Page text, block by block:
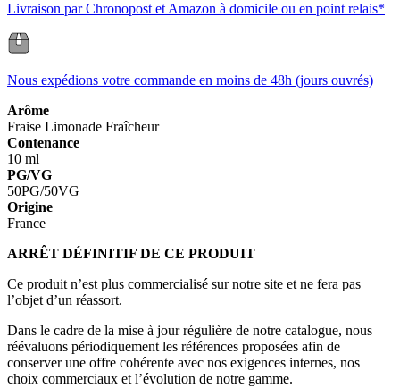
Livraison par Chronopost et Amazon à domicile ou en point relais*
Nous expédions votre commande en moins de 48h (jours ouvrés)
Arôme
Fraise Limonade Fraîcheur
Contenance
10 ml
PG/VG
50PG/50VG
Origine
France
ARRÊT DÉFINITIF DE CE PRODUIT
Ce produit n’est plus commercialisé sur notre site et ne fera pas
l’objet d’un réassort.
Dans le cadre de la mise à jour régulière de notre catalogue, nous
réévaluons périodiquement les références proposées afin de
conserver une offre cohérente avec nos exigences internes, nos
choix commerciaux et l’évolution de notre gamme.